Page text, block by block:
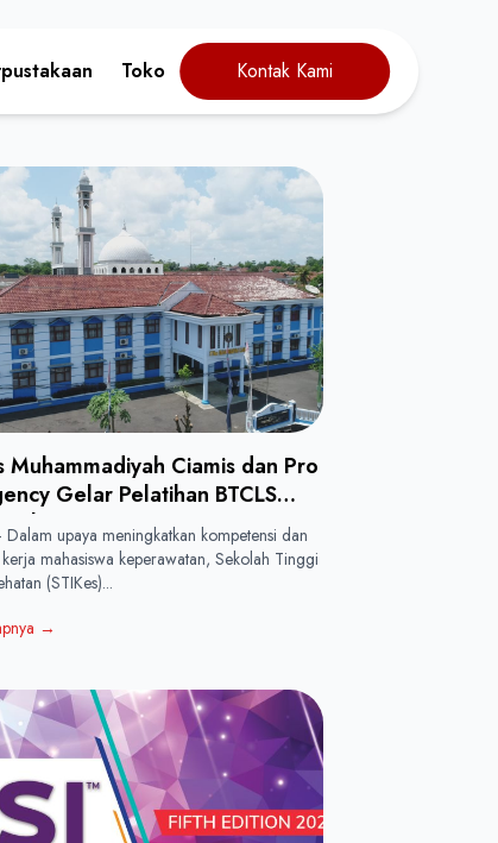
Toko Kontak Kami
Muhammadiyah Ciamis dan Pro
Gelar Pelatihan BTCLS
Keperawatan
upaya meningkatkan kompetensi dan
mahasiswa keperawatan, Sekolah Tinggi
(STIKes)...
→